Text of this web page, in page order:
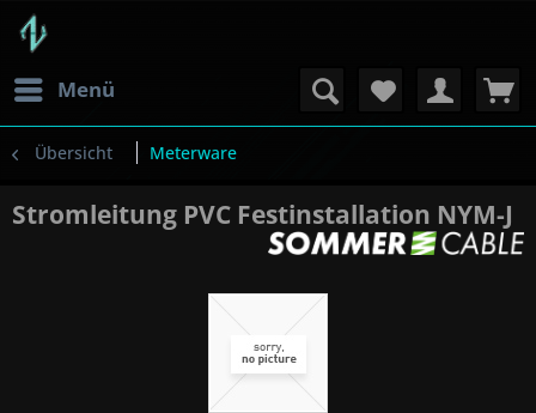
Menü
Übersicht Meterware
Stromleitung PVC Festinstallation NYM-J